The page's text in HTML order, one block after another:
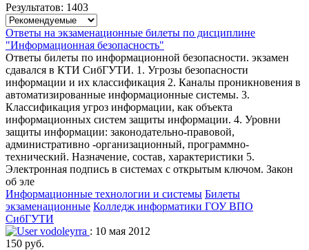
Результатов: 1403
Ответы на экзаменационные билеты по дисциплине
"Информационная безопасность"
Ответы билеты по информационной безопасности. экзамен
сдавался в КТИ СибГУТИ. 1. Угрозы безопасности
информации и их классификация 2. Каналы проникновения в
автоматизированные информационные системы. 3.
Классификация угроз информации, как объекта
информационных систем защиты информации. 4. Уровни
защиты информации: законодательно-правовой,
административно -организационный, программно-
технический. Назначение, состав, характеристики 5.
Электронная подпись в системах с открытым ключом. Закон
об эле
Информационные технологии и системы Билеты
экзаменационные Колледж информатики ГОУ ВПО
СибГУТИ
vodoleyrra : 10 мая 2012
150 руб.